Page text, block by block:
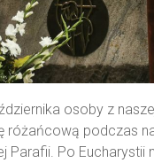
osoby z
różańcową podczas
Parafii. Po Eucharystii